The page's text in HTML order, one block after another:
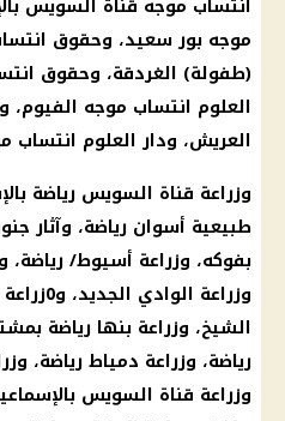
موجه بور سعيد، وحقوق
(طفولة) الغردقة، وحقوق
العلوم انتساب موجه الفيوم،
العريش، ودار العلوم انتساب
وزراعة قناة السويس رياضة
طبيعية أسوان رياضة، وآثار
بفوكه، وزراعة أسيوط/ رياضة،
وزراعة
الشيخ، وزراعة بنها رياضة
رياضة، وزراعة دمياط رياضة،
وزراعة قناة السويس